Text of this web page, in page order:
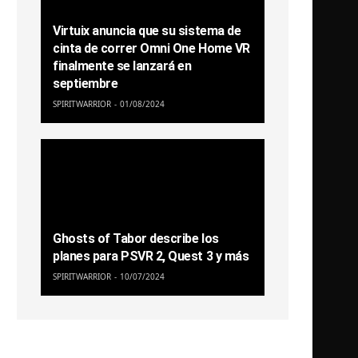
Virtuix anuncia que su sistema de
cinta de correr Omni One Home VR
finalmente se lanzará en
septiembre
SPIRITWARRIOR 01/08/2024
Ghosts of Tabor describe los
planes para PSVR 2, Quest 3 y más
SPIRITWARRIOR 10/07/2024